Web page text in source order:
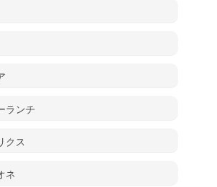
ランチ
クス
ネ